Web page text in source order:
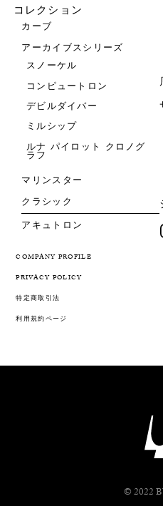
コレクション
カーブ
アーカイブスシリーズ
スノーケル
コンピュートロン
デビルダイバー
ミルシップ
ルナ パイロット クロノグ
ラフ
マリンスター
クラシック
アキュトロン
COMPANY PROFILE
PRIVACY POLICY
特定商取引法
利用規約ページ
© 2022